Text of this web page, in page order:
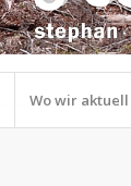
Wo wir